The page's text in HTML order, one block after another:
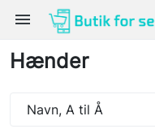
menu
Hænder
Navn, A til Å